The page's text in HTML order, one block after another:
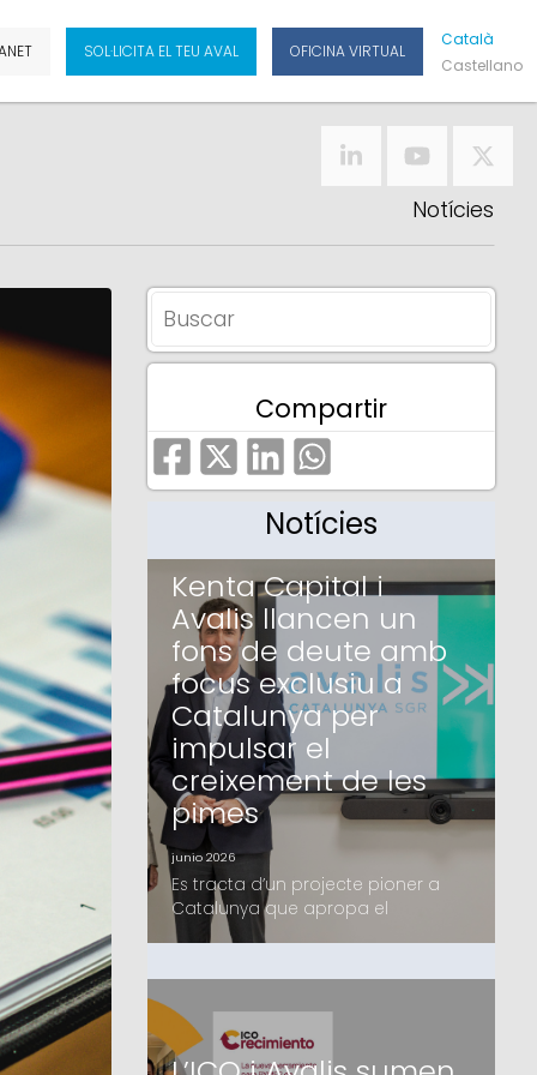
SOL·LICITA EL TEU AVAL OFICINA VIRTUAL
CatAlà
CasTellano
Notícies
Compartir
Notícies
Kenta Capital i
Avalis llancen un
fons de deute amb
focus exclusiu a
Catalunya per
impulsar el
creixement de les
pimes
junio 2026
Es tracta d’un projecte pioner a
Catalunya que apropa el
finançament alternatiu a les pimes
Capital fa mesos que treballen i
que compta amb el suport d’un
grup d’inversors, tant family offices
com institucionals,